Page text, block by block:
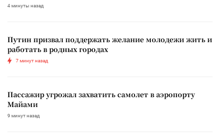
4 минуты назад
Путин призвал поддержать желание молодежи жить и
работать в родных городах
7 минут назад
Пассажир угрожал захватить самолет в аэропорту
Майами
9 минут назад